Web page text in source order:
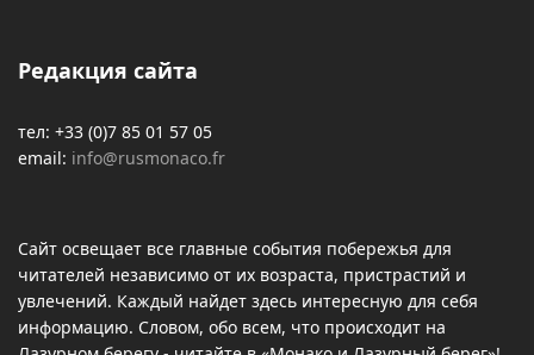
Редакция сайта
тел: +33 (0)7 85 01 57 05
email: info@rusmonaco.fr
Сайт освещает все главные события побережья для
читателей независимо от их возраста, пристрастий и
увлечений. Каждый найдет здесь интересную для себя
информацию. Словом, обо всем, что происходит на